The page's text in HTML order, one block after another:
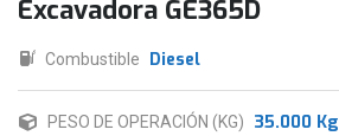
Excavadora GE365D
Combustible Diesel
PESO DE OPERACIÓN (KG) 35.000 Kg